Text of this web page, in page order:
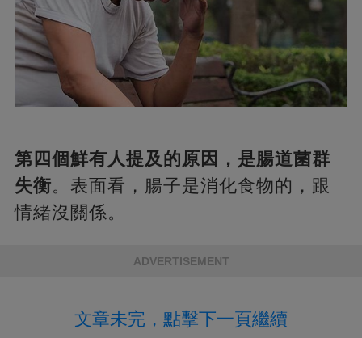
第四個鮮有人提及的原因，是腸道菌群
失衡。表面看，腸子是消化食物的，跟
情緒沒關係。
ADVERTISEMENT
文章未完，點擊下一頁繼續